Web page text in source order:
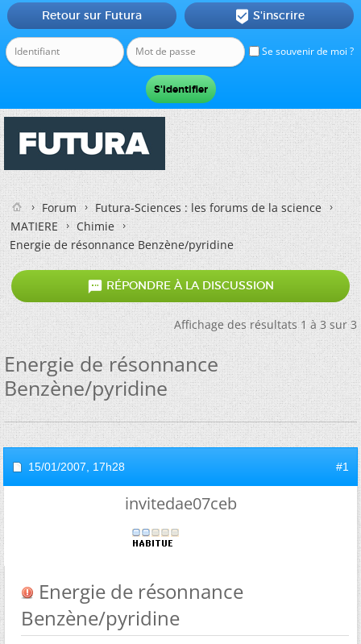
Se souvenir de moi ?
Retour sur Futura  S'inscrire
Forum
Futura-Sciences : les forums de la science
MATIERE
Chimie
Energie de résonnance Benzène/pyridine
 RÉPONDRE À LA DISCUSSION
Affichage des résultats 1 à 3 sur 3
Energie de résonnance
Benzène/pyridine
15/01/2007, 17h28 #1
invitedae07ceb
Energie de résonnance
Benzène/pyridine